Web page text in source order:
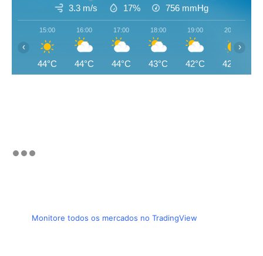
3.3 m/s 17% 756 mmHg
15:00
44°C
16:00
44°C
17:00
44°C
18:00
43°C
19:00
42°C
20:00
42°C
‹ ›
Monitore todos os mercados no TradingView